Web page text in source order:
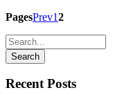
PagesPrev12
Recent Posts